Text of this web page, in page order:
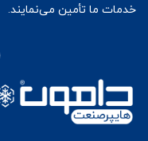
خدمات ما تأمین می‌نمایند.